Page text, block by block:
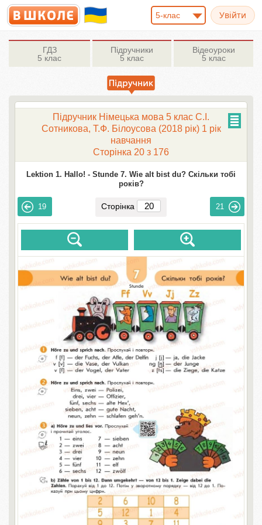
5-клас
ГДЗ
5 клас
Підручники
5 клас
Відеоуроки
5 клас
Підручник Німецька мова 5 клас С.І.
Сотникова, Т.Ф. Білоусова (2018 рік) 1 рік
навчання
Сторінка 20 з 176
Lektion 1. Hallo! - Stunde 7. Wie alt bist du? Скільки тобі
років?
19 Сторінка 21